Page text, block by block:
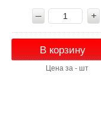
В корзину
Цена за - шт